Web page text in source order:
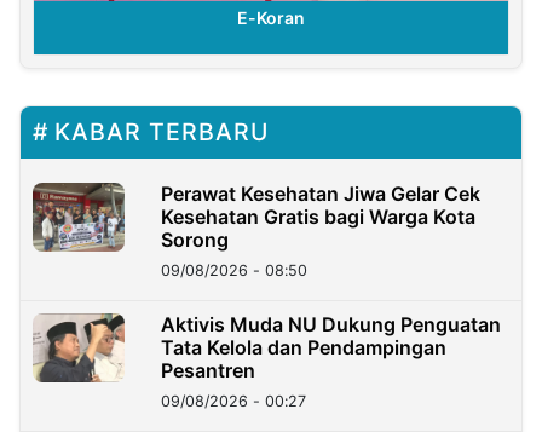
E-Koran
KABAR TERBARU
Perawat Kesehatan Jiwa Gelar Cek
Kesehatan Gratis bagi Warga Kota
Sorong
09/08/2026 - 08:50
Aktivis Muda NU Dukung Penguatan
Tata Kelola dan Pendampingan
Pesantren
09/08/2026 - 00:27